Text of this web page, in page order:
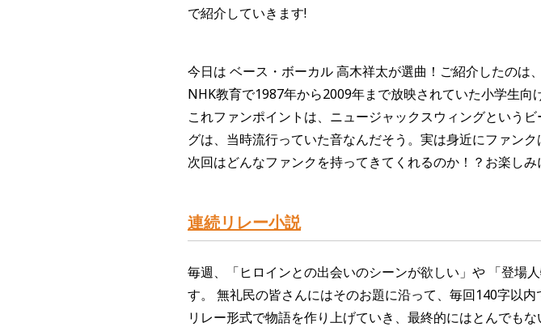
で紹介していきます!
今日は ベース・ボーカル 高木祥太が選曲 ！ ご紹介したのは、
NHK教育で1987年から2009年まで放映されていた小学生向
これファンポイントは、ニュージャックスウィングという
グは、当時流行っていた音なんだそう。実は身近にファン
次回はどんなファンクを持ってきてくれるのか！？お楽しみ
連続リレー小説
毎週、「ヒ ロインとの出会いのシーンが欲しい」 や 「登場人
す。 無礼民の皆さんにはそのお題に沿って、 毎回140字以内
リレー形式で物語を作り上げていき、 最終的にはとんでもな